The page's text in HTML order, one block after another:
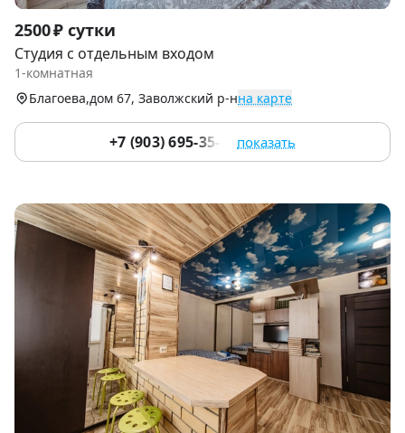
Item
1
of
9
2500 ₽ сутки
Студия с отдельным входом
1-комнатная
Благоева,дом 67, Заволжский р-нна карте
+7 (903) 695-35-35 показать